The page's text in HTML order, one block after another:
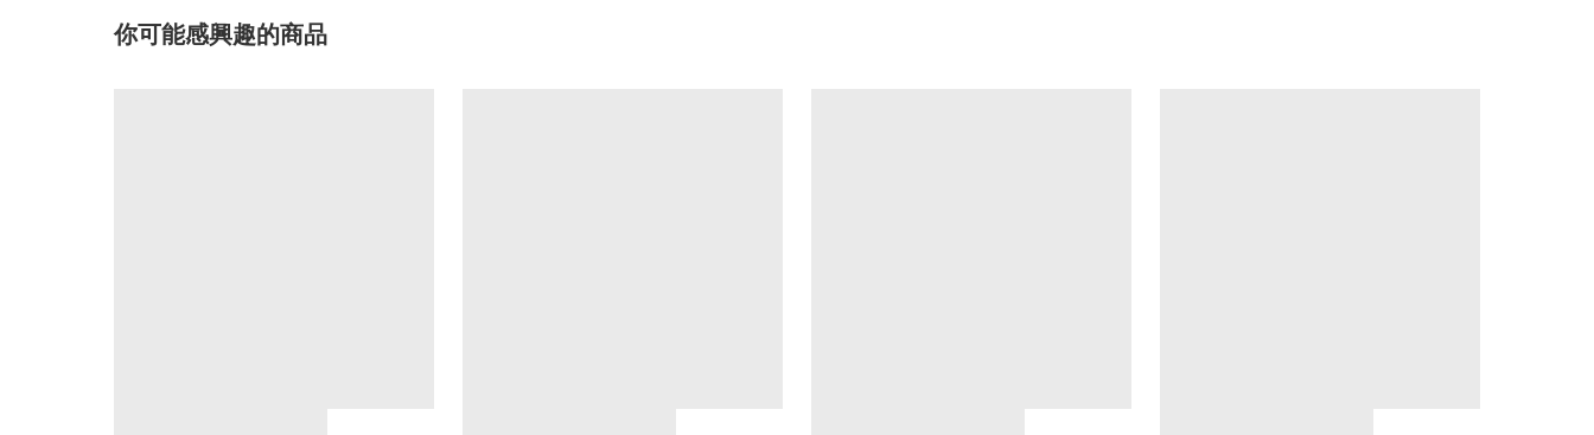
你可能感興趣的商品